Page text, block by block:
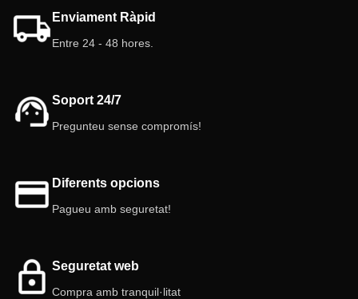
Enviament Ràpid
Entre 24 - 48 hores.
Soport 24/7
Pregunteu sense compromís!
Diferents opcions
Pagueu amb seguretat!
Seguretat web
Compra amb tranquil·litat